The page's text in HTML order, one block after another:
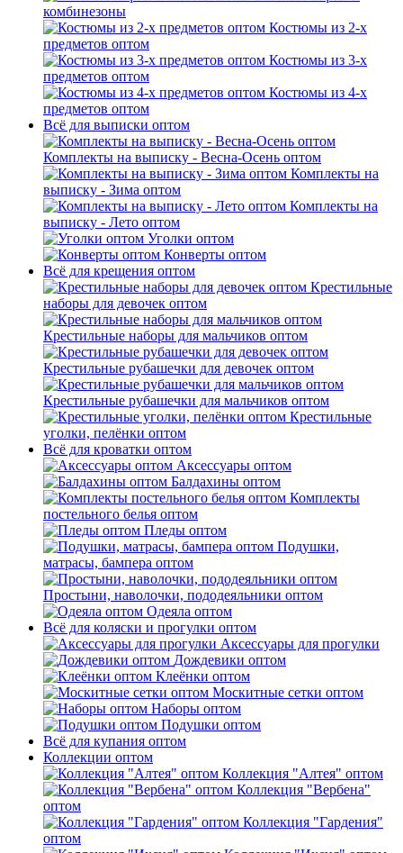
комбинезоны
Костюмы из 2-х
предметов оптом
Костюмы из 3-х
предметов оптом
Костюмы из 4-х
предметов оптом
Всё для выписки оптом
Комплекты на выписку - Весна-Осень оптом
Комплекты на
выписку - Зима оптом
Комплекты на
выписку - Лето оптом
Уголки оптом
Конверты оптом
Всё для крещения оптом
Крестильные
наборы для девочек оптом
Крестильные наборы для мальчиков оптом
Крестильные рубашечки для девочек оптом
Крестильные рубашечки для мальчиков оптом
Крестильные
уголки, пелёнки оптом
Всё для кроватки оптом
Аксессуары оптом
Балдахины оптом
Комплекты
постельного белья оптом
Пледы оптом
Подушки,
матрасы, бампера оптом
Простыни, наволочки, пододеяльники оптом
Одеяла оптом
Всё для коляски и прогулки оптом
Аксессуары для прогулки
Дождевики оптом
Клеёнки оптом
Москитные сетки оптом
Наборы оптом
Подушки оптом
Всё для купания оптом
Коллекции оптом
Коллекция "Алтея" оптом
Коллекция "Вербена"
оптом
Коллекция "Гардения"
оптом